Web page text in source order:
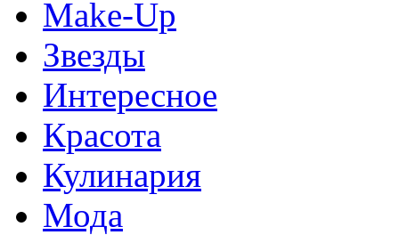
Make-Up
Звезды
Интересное
Красота
Кулинария
Мода